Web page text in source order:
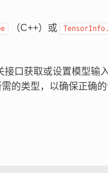
（C++）或
口获取或设置模型输
的类型，以确保正确的